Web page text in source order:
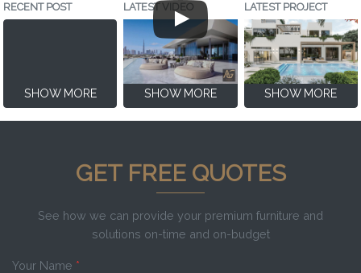
RECENT POST
SHOW MORE
LATEST VIDEO
SHOW MORE
LATEST PROJECT
SHOW MORE
GET FREE QUOTES
See how we can provide your premium furniture and
solutions on-time and on-budget
Your Name *